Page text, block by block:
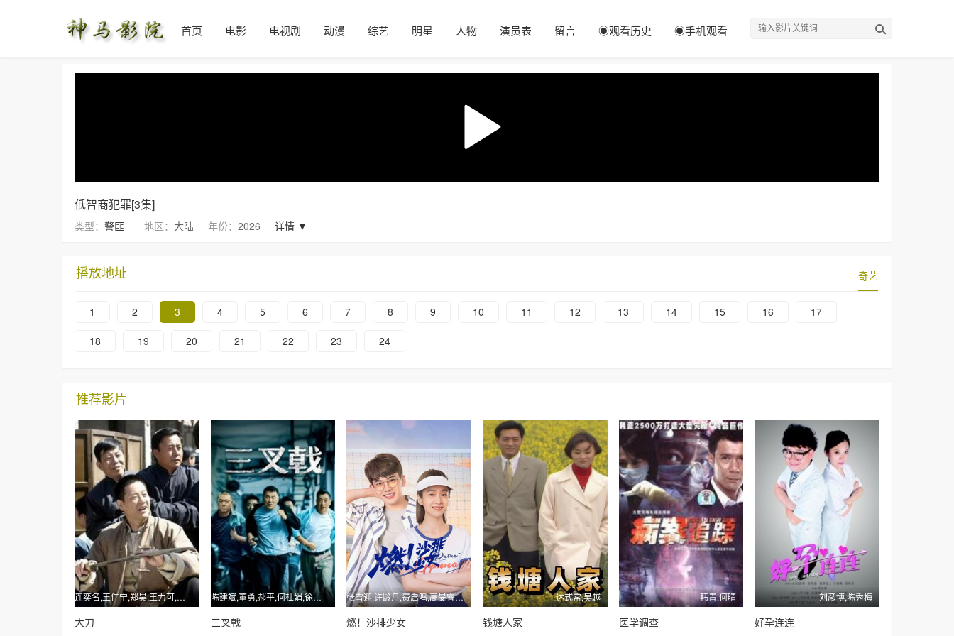
首页 电影 电视剧 动漫 综艺 明星 人物 演员表 留言 ◉观看历史 ◉手机观看
低智商犯罪[3集]
类型： 警匪 地区： 大陆 年份： 2026 详情 ▼
播放地址 奇艺
1 2 3 4 5 6 7 8 9 10 11 12 13 14 15 16 17
18 19 20 21 22 23 24
推荐影片
连奕名,王佳宁,郑昊,王力可,刘威
大刀
陈建斌,董勇,郝平,何杜娟,徐绍瑛
三叉戟
张雪迎,许龄月,费启鸣,高旻睿,苏可,张棪琰
燃！沙排少女
达式常,吴越
钱塘人家
韩青,何晴
医学调查
刘彦博,陈秀梅
好孕连连